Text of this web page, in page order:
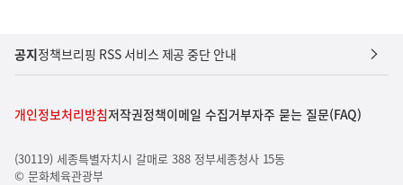
공지정책브리핑 RSS 서비스 제공 중단 안내
개인정보처리방침저작권정책이메일 수집거부자주 묻는 질문(FAQ)
(30119) 세종특별자치시 갈매로 388 정부세종청사 15동
© 문화체육관광부